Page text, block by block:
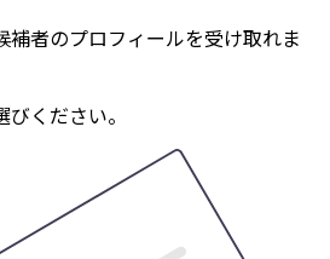
補者のプロフィールを受け取れま
ください。